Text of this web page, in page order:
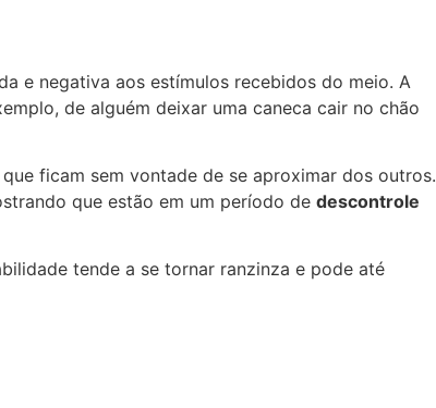
e negativa aos estímulos recebidos do meio. A
de alguém deixar uma caneca cair no chão
ficam sem vontade de se aproximar dos outros.
que estão em um período de descontrole
tende a se tornar ranzinza e pode até